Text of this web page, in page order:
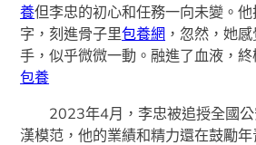
養但李忠的初心和任務一向未變。他
字，刻進骨子里包養網 ，忽然，她
手，似乎微微一動。融進了血液，
包養
2023年4月，李忠被追授全國
漢模范，他的業績和精力還在鼓勵